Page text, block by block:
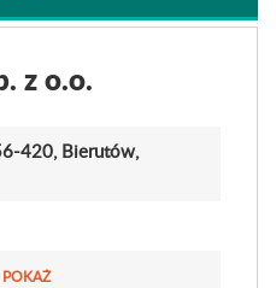
z o.o.
420, Bierutów,
POKAŻ